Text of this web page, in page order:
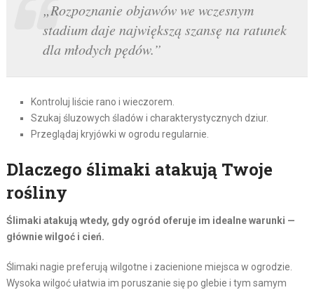
„Rozpoznanie objawów we wczesnym
stadium daje największą szansę na ratunek
dla młodych pędów.”
Kontroluj liście rano i wieczorem.
Szukaj śluzowych śladów i charakterystycznych dziur.
Przeglądaj kryjówki w ogrodu regularnie.
Dlaczego ślimaki atakują Twoje
rośliny
Ślimaki atakują wtedy, gdy ogród oferuje im idealne warunki —
głównie wilgoć i cień.
Ślimaki nagie preferują wilgotne i zacienione miejsca w ogrodzie.
Wysoka wilgoć ułatwia im poruszanie się po glebie i tym samym